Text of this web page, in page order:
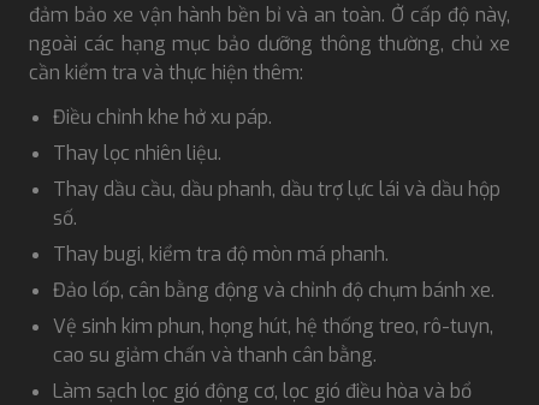
đảm bảo xe vận hành bền bỉ và an toàn. Ở cấp độ này,
ngoài các hạng mục bảo dưỡng thông thường, chủ xe
cần kiểm tra và thực hiện thêm:
Điều chỉnh khe hở xu páp.
Thay lọc nhiên liệu.
Thay dầu cầu, dầu phanh, dầu trợ lực lái và dầu hộp
số.
Thay bugi, kiểm tra độ mòn má phanh.
Đảo lốp, cân bằng động và chỉnh độ chụm bánh xe.
Vệ sinh kim phun, họng hút, hệ thống treo, rô-tuyn,
cao su giảm chấn và thanh cân bằng.
Làm sạch lọc gió động cơ, lọc gió điều hòa và bổ